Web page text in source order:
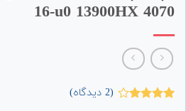
16-u0 13900HX 4070
(
2دیدگاه)